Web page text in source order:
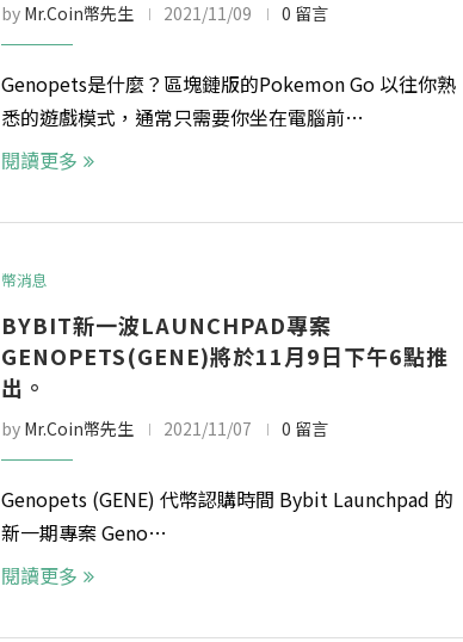
by Mr.Coin幣先生 2021/11/09 0 留言
Genopets是什麼？區塊鏈版的Pokemon Go 以往你熟
悉的遊戲模式，通常只需要你坐在電腦前…
閱讀更多
幣消息
BYBIT新一波LAUNCHPAD專案
GENOPETS(GENE)將於11月9日下午6點推
出。
by Mr.Coin幣先生 2021/11/07 0 留言
Genopets (GENE) 代幣認購時間 Bybit Launchpad 的
新一期專案 Geno…
閱讀更多